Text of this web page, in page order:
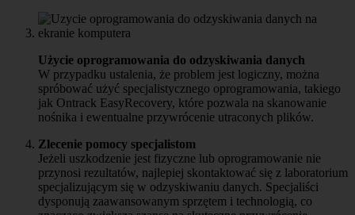
Użycie oprogramowania do odzyskiwania danych
W przypadku ustalenia, że problem jest logiczny, można
spróbować użyć specjalistycznego oprogramowania, takiego
jak Ontrack EasyRecovery, które pozwala na skanowanie
nośnika i ewentualne przywrócenie utraconych plików.
Zlecenie pomocy specjalistom
Jeżeli uszkodzenie jest fizyczne lub oprogramowanie nie
przynosi rezultatów, najlepiej skontaktować się z laboratorium
specjalizującym się w odzyskiwaniu danych. Specjaliści
dysponują zaawansowanym sprzętem i technologią, co